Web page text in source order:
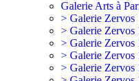
Galerie Arts à
> Galerie Zervos
> Galerie Zervos
> Galerie Zervos
> Galerie Zervos
> Galerie Zervos